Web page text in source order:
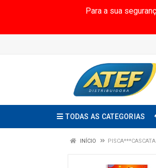
Para a sua
TODAS AS CATEGORIAS
INÍCIO